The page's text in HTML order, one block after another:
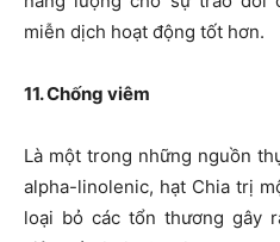
miễn dịch hoạt động tốt hơn.
11. Chống viêm
Là một trong những nguồn
alpha-linolenic, hạt Chia trị
loại bỏ các tổn thương gây